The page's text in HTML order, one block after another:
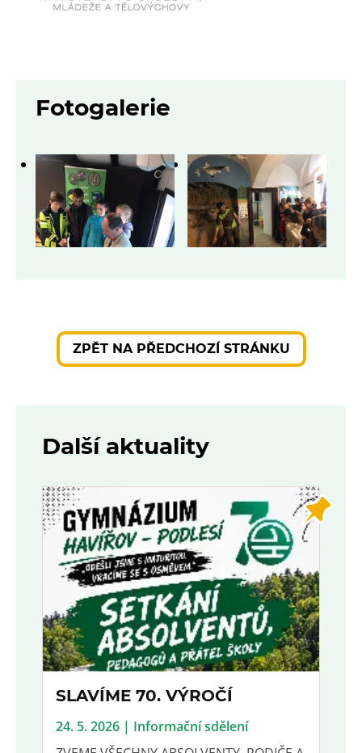
Fotogalerie
ZPĚT NA PŘEDCHOZÍ STRÁNKU
Další aktuality
SLAVÍME 70. VÝROČÍ
24. 5. 2026 | Informační sdělení